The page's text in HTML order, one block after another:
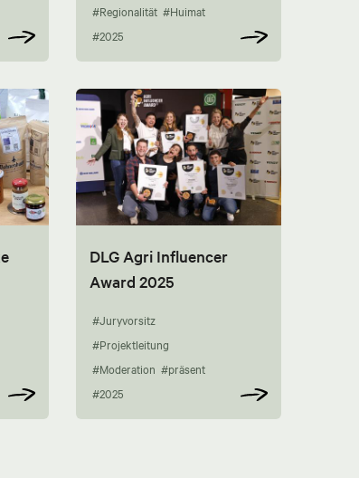
#Regionalität #Huimat
#2025
DLG Agri Influencer
Award 2025
#Juryvorsitz
#Projektleitung
#Moderation #präsent
#2025